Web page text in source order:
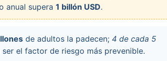
anual supera 1 billón USD.
de adultos la padecen; 4 de cada 5
el factor de riesgo más prevenible.